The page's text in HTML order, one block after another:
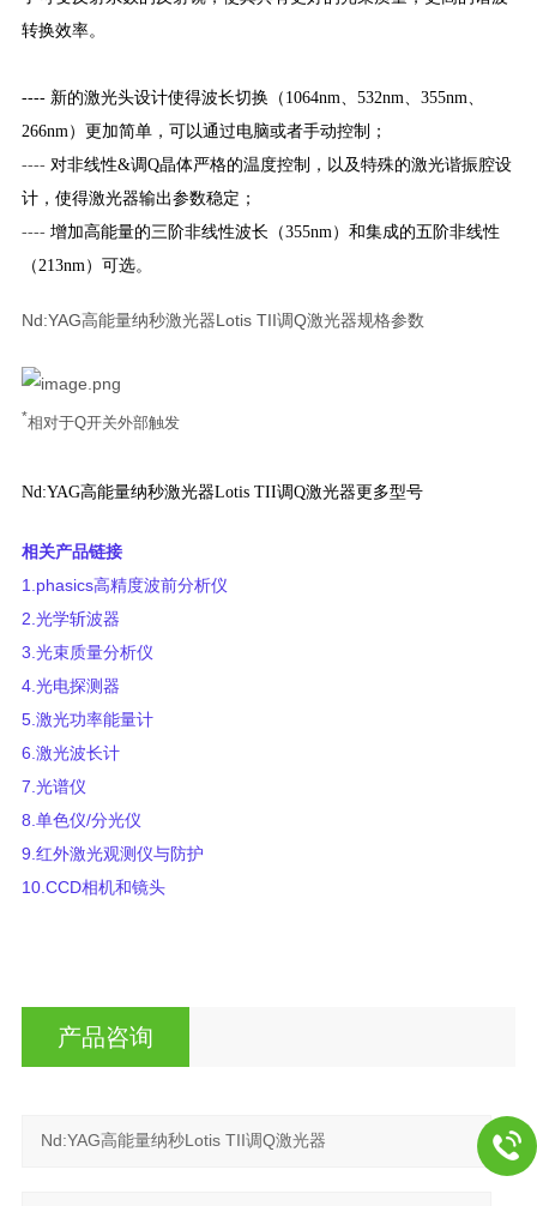
转换效率。
---- 新的激光头设计使得波长切换（1064nm、532nm、355nm、
266nm）更加简单，可以通过电脑或者手动控制；
----对非线性&调Q晶体严格的温度控制，以及特殊的激光谐振腔设
计，使得激光器输出参数稳定；
----增加高能量的三阶非线性波长（355nm）和集成的五阶非线性
（213nm）可选。
Nd:YAG高能量纳秒激光器Lotis TII调Q激光器规格参数
*相对于Q开关外部触发
Nd:YAG高能量纳秒激光器Lotis TII调Q激光器更多型号
相关产品链接
1. phasics高精度波前分析仪
2. 光学斩波器
3. 光束质量分析仪
4. 光电探测器
5. 激光功率能量计
6. 激光波长计
7. 光谱仪
8. 单色仪/分光仪
9. 红外激光观测仪与防护
10. CCD相机和镜头
产品咨询